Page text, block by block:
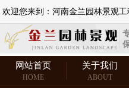
欢迎您来到：河南金兰园林景观工
网站首页
HOME
关于我们
ABOUT